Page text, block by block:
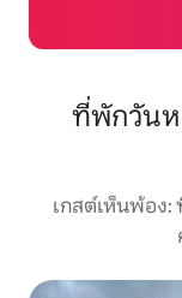
ที่พักวันห
เกสต์เห็นพ้อง